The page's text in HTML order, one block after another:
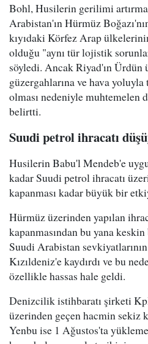
Bohl, Husilerin gerilimi
Arabistan'ın Hürmüz
kıyıdaki Körfez Arap
olduğu "aynı tür lojistik
söyledi. Ancak Riyad'ın Ürdün
güzergahlarına ve hava
olması nedeniyle muhtemelen
belirtti.
Suudi petrol ihracatı
Husilerin Babu'l Mendeb'e
kadar Suudi petrol ihracatı
kapanması kadar büyük bir
Hürmüz üzerinden yapılan
kapanmasından bu yana
Suudi Arabistan
Kızıldeniz'e kaydırdı ve bu
özellikle hassas hale geldi.
Denizcilik istihbaratı şirketi
üzerinden geçen hacmin sekiz
Yenbu ise 1 Ağustos'ta